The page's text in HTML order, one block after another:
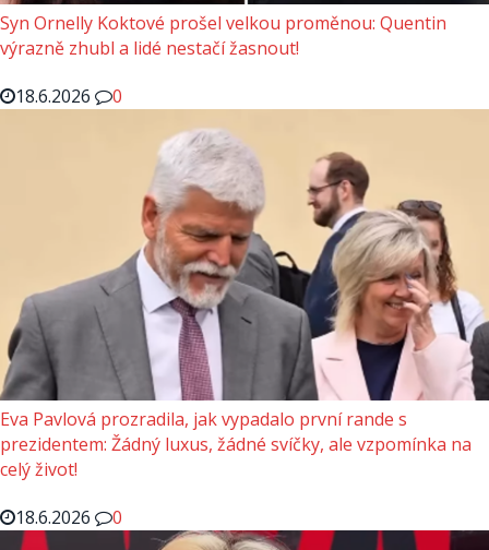
Syn Ornelly Koktové prošel velkou proměnou: Quentin
výrazně zhubl a lidé nestačí žasnout!
18.6.2026
0
Eva Pavlová prozradila, jak vypadalo první rande s
prezidentem: Žádný luxus, žádné svíčky, ale vzpomínka na
celý život!
18.6.2026
0